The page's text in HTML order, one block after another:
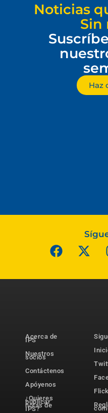
Noticias
Sin
Haz
Acerca de
IPS
Nuestros
socios
Contáctenos
Apóyenos
¿Quieres
publicar
notas de
IPS?